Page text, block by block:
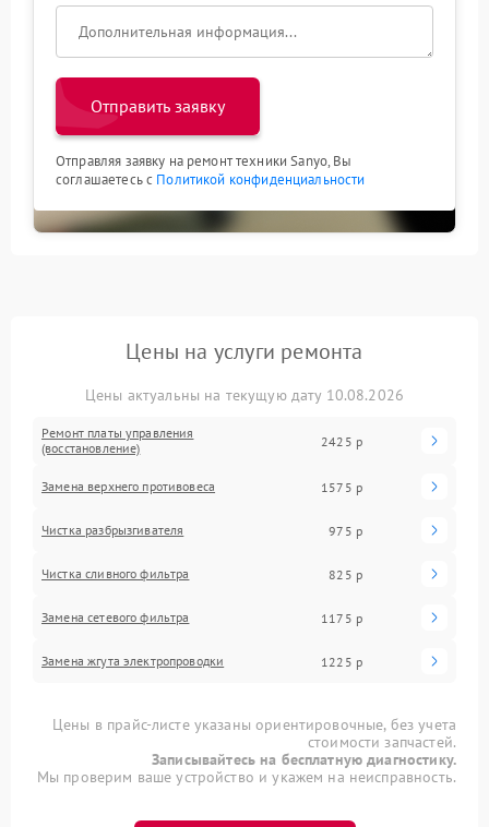
Отправить заявку
Отправляя заявку на ремонт техники Sanyo, Вы
соглашаетесь с Политикой конфиденциальности
Цены на услуги ремонта
Цены актуальны на текущую дату 10.08.2026
Ремонт платы управления
(восстановление)
2425 р
Замена верхнего противовеса 1575 р
Чистка разбрызгивателя 975 р
Чистка сливного фильтра 825 р
Замена сетевого фильтра 1175 р
Замена жгута электропроводки 1225 р
Цены в прайс-листе указаны ориентировочные, без учета
стоимости запчастей.
Записывайтесь на бесплатную диагностику.
Мы проверим ваше устройство и укажем на неисправность.